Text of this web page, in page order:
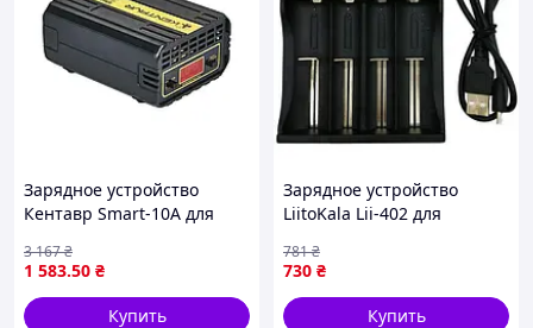
Зарядное устройство
Кентавр Smart-10A для
автоматический
интеллектуальный с
дисплеем
1 583.50 ₴
3 167₴
Купить
Зарядное устройство
LiitoKala Lii-402 для
LiFePO4, Ni-MH/Ni-Cd 4-
канальный USB Black
730 ₴
781₴
Купить